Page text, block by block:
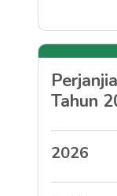
Tahun
2026